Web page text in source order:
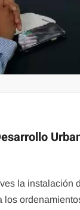
la instalación
los